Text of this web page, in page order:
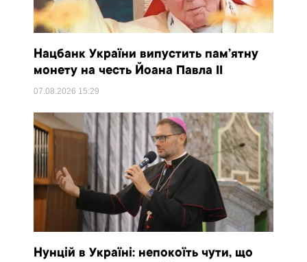
Нацбанк України випустить пам’ятну
монету на честь Йоана Павла II
07.08.2026 15:29
Нунцій в Україні: непокоїть чути, що